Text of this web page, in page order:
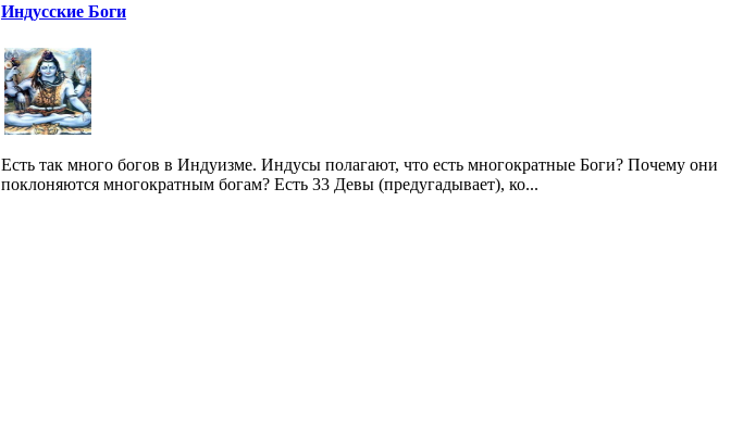
Индусские Боги
Есть так много богов в Индуизме. Индусы полагают, что есть многократные Боги? Почему они
поклоняются многократным богам? Есть 33 Девы (предугадывает), ко...